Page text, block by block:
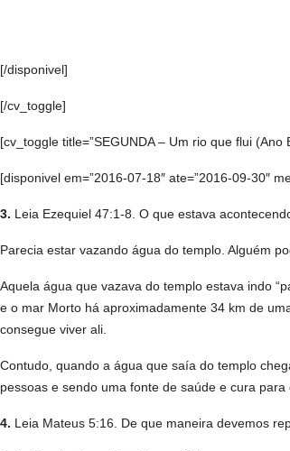
[/disponivel]
[/cv_toggle]
[cv_toggle title=”SEGUNDA – Um rio que flui (Ano
[disponivel em=”2016-07-18″ ate=”2016-09-30″
3. Leia Ezequiel 47:1-8. O que estava
Parecia estar vazando água do templo. Alguém
Aquela água que vazava do templo estava indo
e o mar Morto há aproximadamente 34 km de
consegue viver ali.
Contudo, quando a água que saía do templo
pessoas e sendo uma fonte de saúde e cura
4. Leia Mateus 5:16. De que maneira devemos